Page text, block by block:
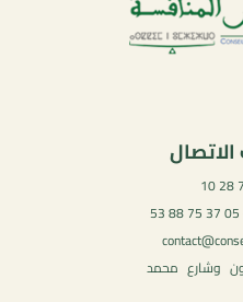
وشارع محمد